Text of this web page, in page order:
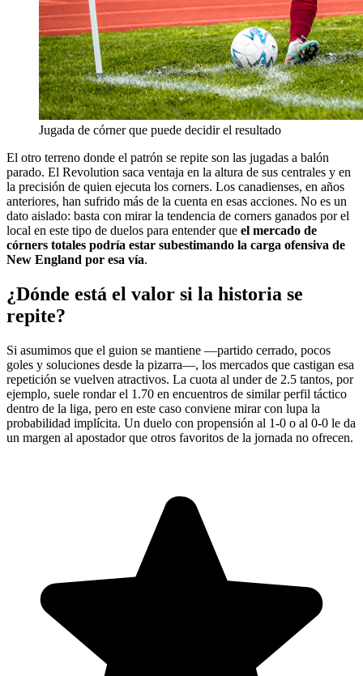
Jugada de córner que puede decidir el resultado
El otro terreno donde el patrón se repite son las jugadas a balón
parado. El Revolution saca ventaja en la altura de sus centrales y en
la precisión de quien ejecuta los corners. Los canadienses, en años
anteriores, han sufrido más de la cuenta en esas acciones. No es un
dato aislado: basta con mirar la tendencia de corners ganados por el
local en este tipo de duelos para entender que el mercado de
córners totales podría estar subestimando la carga ofensiva de
New England por esa vía.
¿Dónde está el valor si la historia se
repite?
Si asumimos que el guion se mantiene —partido cerrado, pocos
goles y soluciones desde la pizarra—, los mercados que castigan esa
repetición se vuelven atractivos. La cuota al under de 2.5 tantos, por
ejemplo, suele rondar el 1.70 en encuentros de similar perfil táctico
dentro de la liga, pero en este caso conviene mirar con lupa la
probabilidad implícita. Un duelo con propensión al 1-0 o al 0-0 le da
un margen al apostador que otros favoritos de la jornada no ofrecen.